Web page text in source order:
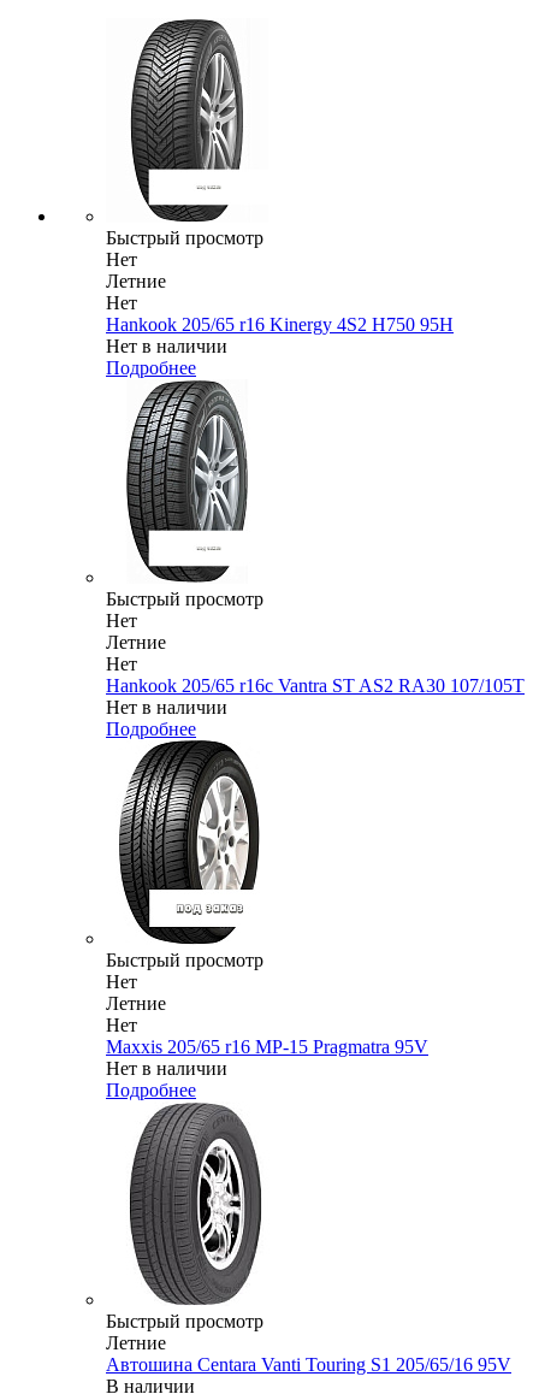
Быстрый просмотр
Нет
Летние
Нет
Hankook 205/65 r16 Kinergy 4S2 H750 95H
Нет в наличии
Подробнее
Быстрый просмотр
Нет
Летние
Нет
Hankook 205/65 r16c Vantra ST AS2 RA30 107/105T
Нет в наличии
Подробнее
Быстрый просмотр
Нет
Летние
Нет
Maxxis 205/65 r16 MP-15 Pragmatra 95V
Нет в наличии
Подробнее
Быстрый просмотр
Летние
Автошина Centara Vanti Touring S1 205/65/16 95V
В наличии